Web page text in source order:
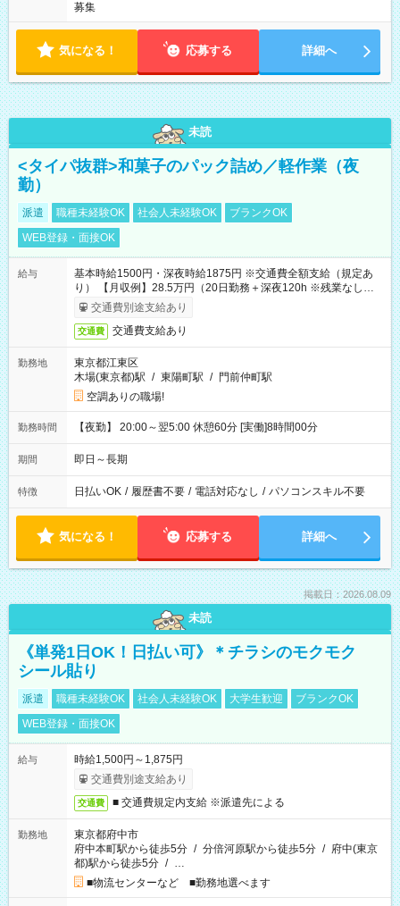
募集
気になる！ 応募する 詳細へ
未読
<タイパ抜群>和菓子のパック詰め／軽作業（夜
勤）
派遣 職種未経験OK 社会人未経験OK
ブランクOK
WEB登録・面接OK
給与
基本時給1500円・深夜時給1875円 ※交通費全額支給（規定あ
り） 【月収例】28.5万円（20日勤務＋深夜120h ※残業なしの場
合）交通費別途支給あり
交通費 交通費支給あり
勤務地
東京都江東区
木場(東京都)駅 / 東陽町駅 / 門前仲町駅
空調ありの職場!
勤務時間 【夜勤】 20:00～翌5:00 休憩60分 [実働]8時間00分
期間 即日～長期
特徴 日払いOK / 履歴書不要 / 電話対応なし / パソコンスキル不要
気になる！ 応募する 詳細へ
掲載日：2026.08.09
未読
《単発1日OK！日払い可》＊チラシのモクモク
シール貼り
派遣 職種未経験OK 社会人未経験OK 大学生歓迎
ブランクOK
WEB登録・面接OK
給与
時給1,500円～1,875円
交通費別途支給あり
交通費 ■ 交通費規定内支給 ※派遣先による
勤務地
東京都府中市
府中本町駅から徒歩5分 / 分倍河原駅から徒歩5分 / 府中(東京
都)駅から徒歩5分 / …
■物流センターなど ■勤務地選べます